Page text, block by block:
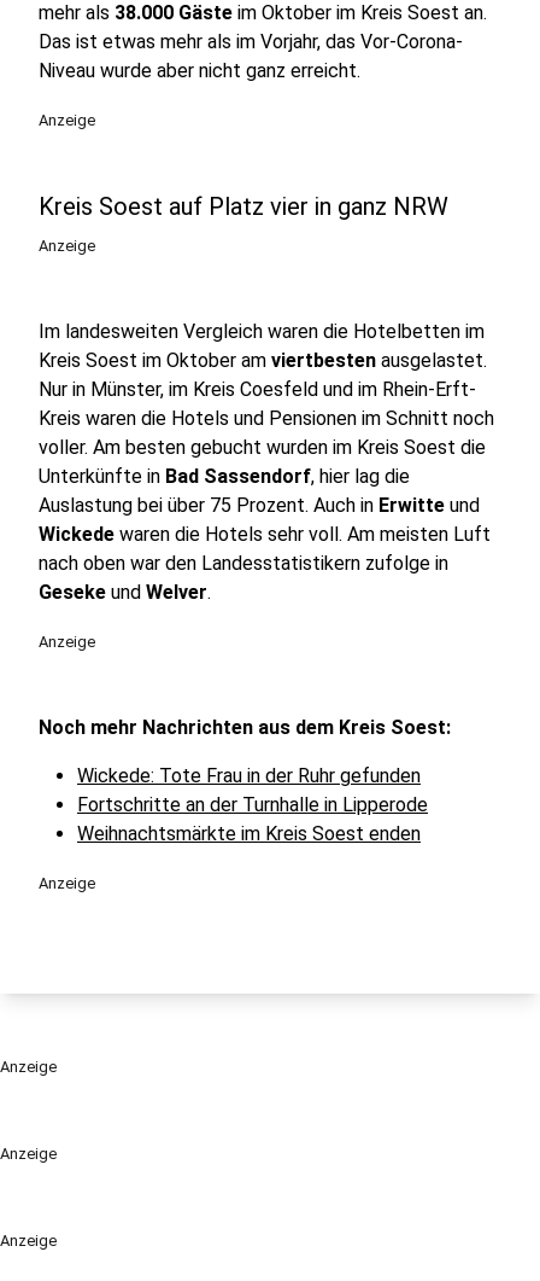
Anzeige
Anzeige
mehr als 38.000 Gäste im Oktober im Kreis Soest an.
Das ist etwas mehr als im Vorjahr, das Vor-Corona-
Niveau wurde aber nicht ganz erreicht.
Anzeige
Kreis Soest auf Platz vier in ganz NRW
Anzeige
Im landesweiten Vergleich waren die Hotelbetten im
Kreis Soest im Oktober am viertbesten ausgelastet.
Nur in Münster, im Kreis Coesfeld und im Rhein-Erft-
Kreis waren die Hotels und Pensionen im Schnitt noch
voller. Am besten gebucht wurden im Kreis Soest die
Unterkünfte in Bad Sassendorf, hier lag die
Auslastung bei über 75 Prozent. Auch in Erwitte und
Wickede waren die Hotels sehr voll. Am meisten Luft
nach oben war den Landesstatistikern zufolge in
Geseke und Welver.
Anzeige
Noch mehr Nachrichten aus dem Kreis Soest:
Wickede: Tote Frau in der Ruhr gefunden
Fortschritte an der Turnhalle in Lipperode
Weihnachtsmärkte im Kreis Soest enden
Anzeige
Anzeige